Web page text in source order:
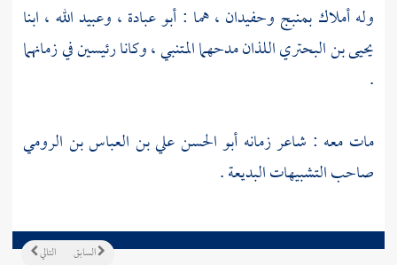
وله أملاك بمنبج وحفيدان ، هما : أبو عبادة ، وعبيد الله ، ابنا
يحيى بن البحترياللذان مدحهماالمتنبي، وكانا رئيسين في زمانهما
.
مات معه : شاعر زمانه أبو الحسن علي بن العباس بن الرومي
صاحب التشبيهات البديعة .
التالي السابق